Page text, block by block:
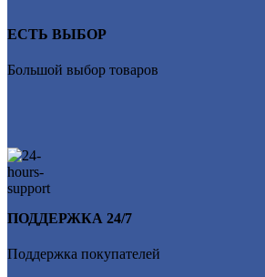
ЕСТЬ ВЫБОР
Большой выбор товаров
ПОДДЕРЖКА 24/7
Поддержка покупателей